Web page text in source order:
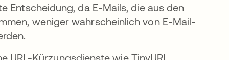
Entscheidung, da E-Mails, die aus den
weniger wahrscheinlich von E-Mail-